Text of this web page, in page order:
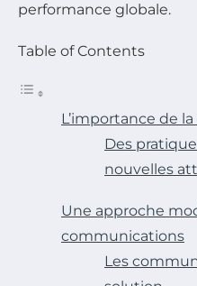
performance globale.
Table of Contents
L’importance de
Des
nouvelles
Une approche
communications
Les